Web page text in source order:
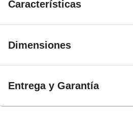
Características
Dimensiones
Entrega y Garantía